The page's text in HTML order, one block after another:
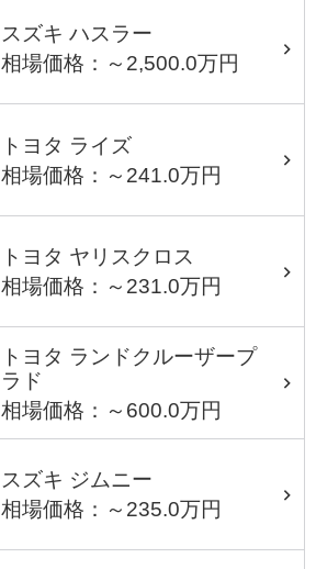
スズキ ハスラー
相場価格：～2,500.0万円
トヨタ ライズ
相場価格：～241.0万円
トヨタ ヤリスクロス
相場価格：～231.0万円
トヨタ ランドクルーザープ
ラド
相場価格：～600.0万円
スズキ ジムニー
相場価格：～235.0万円